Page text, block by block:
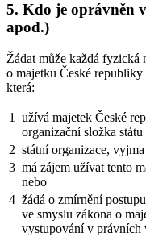
5. Kdo je oprávněn
apod.)
Žádat může každá fyzická
o majetku České
která:
1
užívá majetek České
organizační složka státu
2 státní organizace,
3 má zájem užívat tento
nebo
4 žádá o zmírnění
ve smyslu zákona o
vystupování v právních